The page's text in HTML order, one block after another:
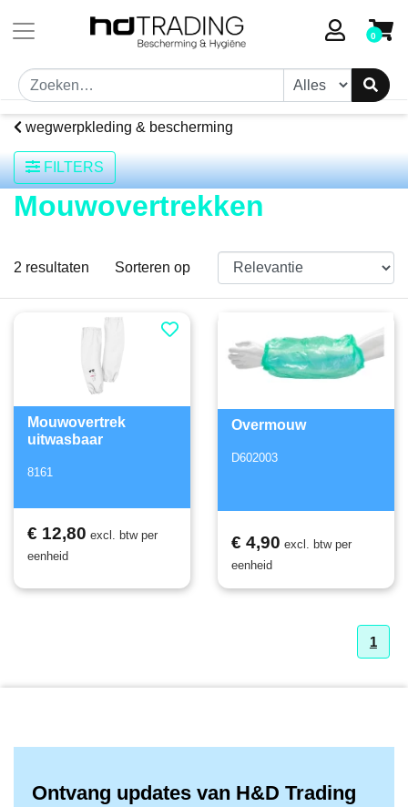
0
wegwerpkleding & bescherming
FILTERS
Mouwovertrekken
2 resultaten Sorteren op
Mouwovertrek
uitwasbaar
8161
€ 12,80 excl. btw per
eenheid
Overmouw
D602003
€ 4,90 excl. btw per
eenheid
1
Ontvang updates van H&D Trading